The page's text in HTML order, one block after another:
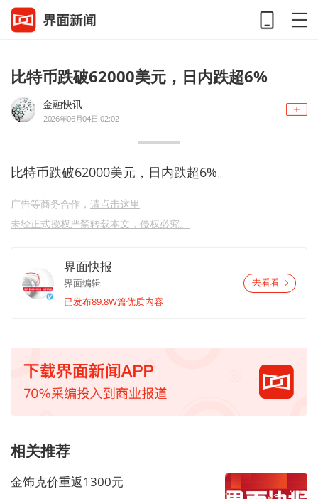
比特币跌破62000美元，日内跌超6%
金融快讯
2026年06月04日 02:02
比特币跌破62000美元，日内跌超6%。
广告等商务合作， 请点击这里
未经正式授权严禁转载本文，侵权必究。
界面快报
界面编辑
已发布89.8W篇优质内容
去看看
相关推荐
金饰克价重返1300元